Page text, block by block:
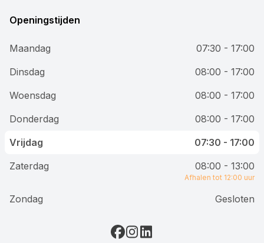
Openingstijden
Maandag
07:30 - 17:00
Dinsdag
08:00 - 17:00
Woensdag
08:00 - 17:00
Donderdag
08:00 - 17:00
Vrijdag
07:30 - 17:00
Zaterdag
08:00 - 13:00
Afhalen tot 12:00 uur
Zondag Gesloten